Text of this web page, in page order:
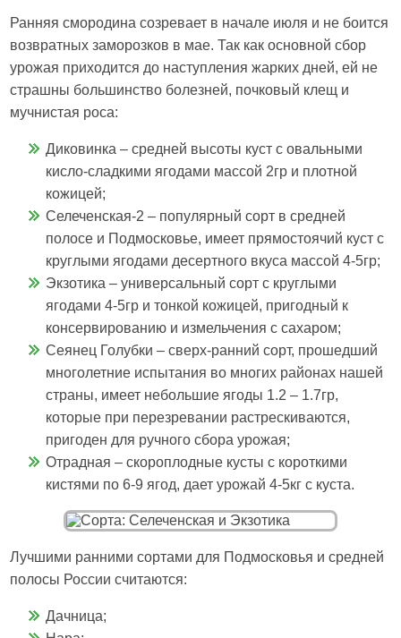
Ранняя смородина созревает в начале июля и не боится
возвратных заморозков в мае. Так как основной сбор
урожая приходится до наступления жарких дней, ей не
страшны большинство болезней, почковый клещ и
мучнистая роса:
Диковинка – средней высоты куст с овальными
кисло-сладкими ягодами массой 2гр и плотной
кожицей;
Селеченская-2 – популярный сорт в средней
полосе и Подмосковье, имеет прямостоячий куст с
круглыми ягодами десертного вкуса массой 4-5гр;
Экзотика – универсальный сорт с круглыми
ягодами 4-5гр и тонкой кожицей, пригодный к
консервированию и измельчения с сахаром;
Сеянец Голубки – сверх-ранний сорт, прошедший
многолетние испытания во многих районах нашей
страны, имеет небольшие ягоды 1.2 – 1.7гр,
которые при перезревании растрескиваются,
пригоден для ручного сбора урожая;
Отрадная – скороплодные кусты с короткими
кистями по 6-9 ягод, дает урожай 4-5кг с куста.
Лучшими ранними сортами для Подмосковья и средней
полосы России считаются:
Дачница;